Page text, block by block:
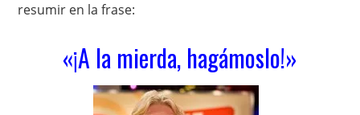
resumir en la frase:
«¡A la mierda, hagámoslo!»